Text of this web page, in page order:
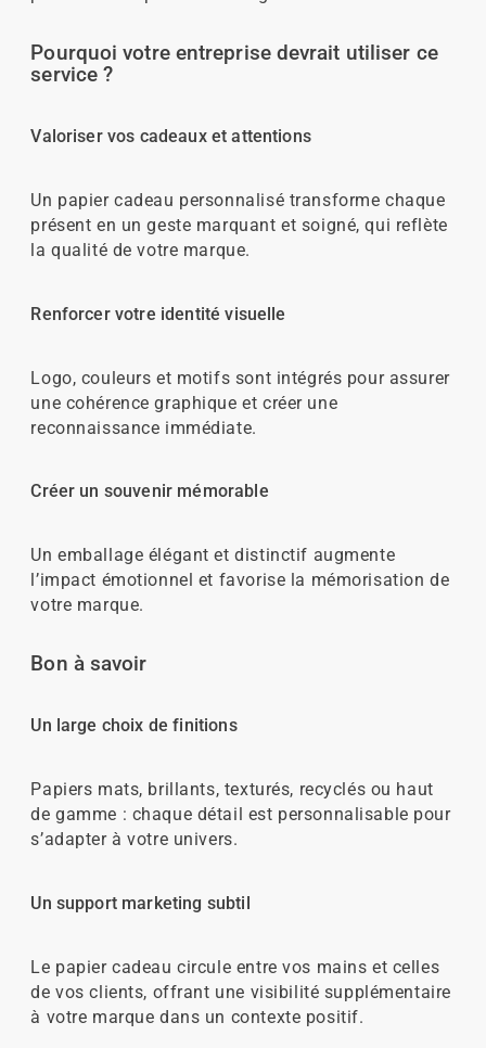
Pourquoi votre entreprise devrait utiliser ce
service ?
Valoriser vos cadeaux et attentions
Un papier cadeau personnalisé transforme chaque
présent en un geste marquant et soigné, qui reflète
la qualité de votre marque.
Renforcer votre identité visuelle
Logo, couleurs et motifs sont intégrés pour assurer
une cohérence graphique et créer une
reconnaissance immédiate.
Créer un souvenir mémorable
Un emballage élégant et distinctif augmente
l’impact émotionnel et favorise la mémorisation de
votre marque.
Bon à savoir
Un large choix de finitions
Papiers mats, brillants, texturés, recyclés ou haut
de gamme : chaque détail est personnalisable pour
s’adapter à votre univers.
Un support marketing subtil
Le papier cadeau circule entre vos mains et celles
de vos clients, offrant une visibilité supplémentaire
à votre marque dans un contexte positif.